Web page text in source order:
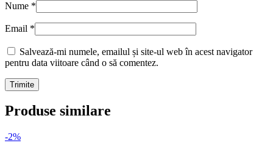
Nume *
Email *
Salvează-mi numele, emailul și site-ul web în acest navigator
pentru data viitoare când o să comentez.
Produse similare
-2%